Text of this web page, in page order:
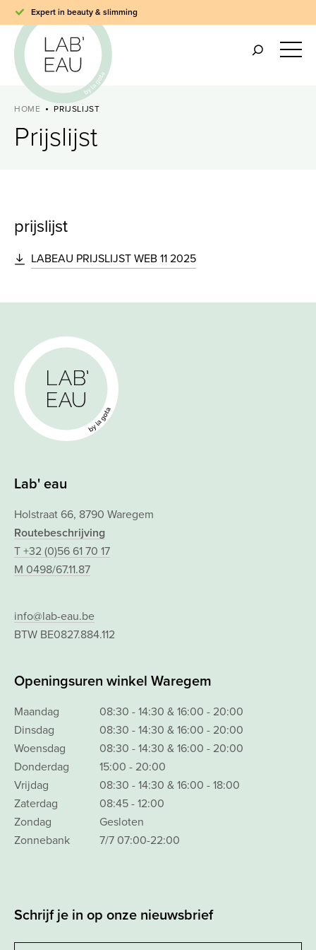
Expert in beauty & slimming
HOME PRIJSLIJST
Prijslijst
prijslijst
LABEAU PRIJSLIJST WEB 11 2025
Lab' eau
Holstraat 66, 8790 Waregem
Routebeschrijving
T +32 (0)56 61 70 17
M 0498/67.11.87
info@lab-eau.be
BTW BE0827.884.112
Openingsuren winkel Waregem
Maandag
08:30 - 14:30 & 16:00 - 20:00
Dinsdag
08:30 - 14:30 & 16:00 - 20:00
Woensdag
08:30 - 14:30 & 16:00 - 20:00
Donderdag
15:00 - 20:00
Vrijdag
08:30 - 14:30 & 16:00 - 18:00
Zaterdag
08:45 - 12:00
Zondag
Gesloten
Zonnebank
7/7 07:00-22:00
Schrijf je in op onze nieuwsbrief